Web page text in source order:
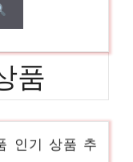
품
기포트,
인기 상품 추